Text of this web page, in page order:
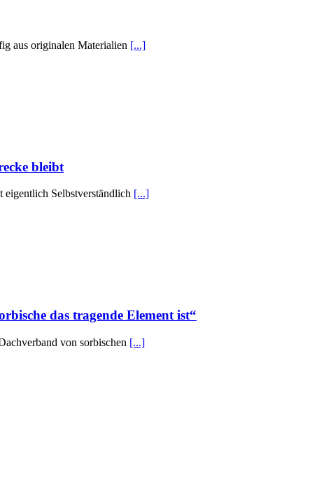
aus originalen Materialien [...]
bleibt
eigentlich Selbstverständlich [...]
das tragende Element ist“
von sorbischen [...]